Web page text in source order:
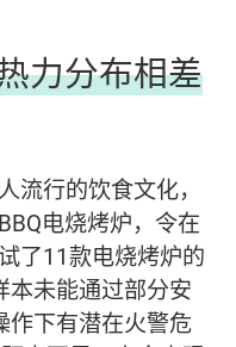
流行的饮食文化，
电烧烤炉，令在
了11款电烧烤炉的
本未能通过部分安
作下有潜在火警危